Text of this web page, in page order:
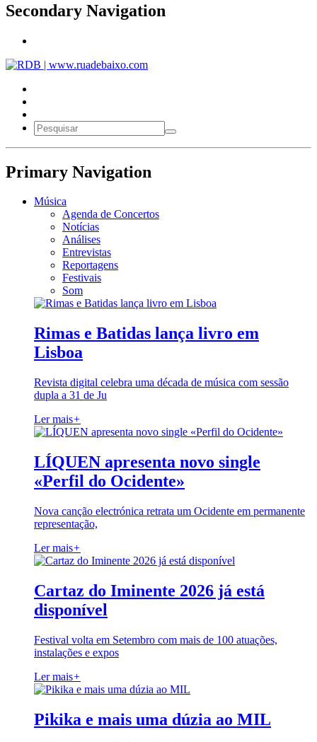
Secondary Navigation
Primary Navigation
Música
Agenda de Concertos
Notícias
Análises
Entrevistas
Reportagens
Festivais
Som
Rimas e Batidas lança livro em
Lisboa
Revista digital celebra uma década de música com sessão
dupla a 31 de Ju
Ler mais+
LÍQUEN apresenta novo single
«Perfil do Ocidente»
Nova canção electrónica retrata um Ocidente em permanente
representação,
Ler mais+
Cartaz do Iminente 2026 já está
disponível
Festival volta em Setembro com mais de 100 atuações,
instalações e expos
Ler mais+
Pikika e mais uma dúzia ao MIL